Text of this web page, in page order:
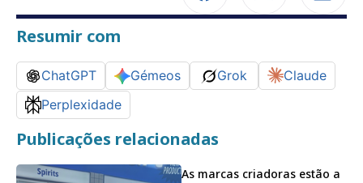
Resumir com
ChatGPT Gémeos Grok
Claude
Perplexidade
Publicações relacionadas
As marcas criadoras estão a